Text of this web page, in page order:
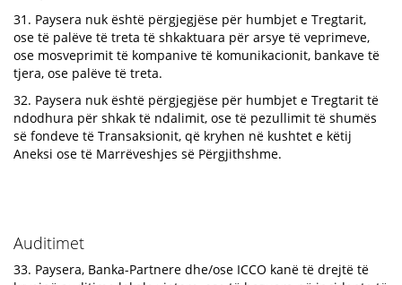
31. Paysera nuk është përgjegjëse për humbjet e Tregtarit,
ose të palëve të treta të shkaktuara për arsye të veprimeve,
ose mosveprimit të kompanive të komunikacionit, bankave të
tjera, ose palëve të treta.
32. Paysera nuk është përgjegjëse për humbjet e Tregtarit të
ndodhura për shkak të ndalimit, ose të pezullimit të shumës
së fondeve të Transaksionit, që kryhen në kushtet e këtij
Aneksi ose të Marrëveshjes së Përgjithshme.
Auditimet
33. Paysera, Banka-Partnere dhe/ose ICCO kanë të drejtë të